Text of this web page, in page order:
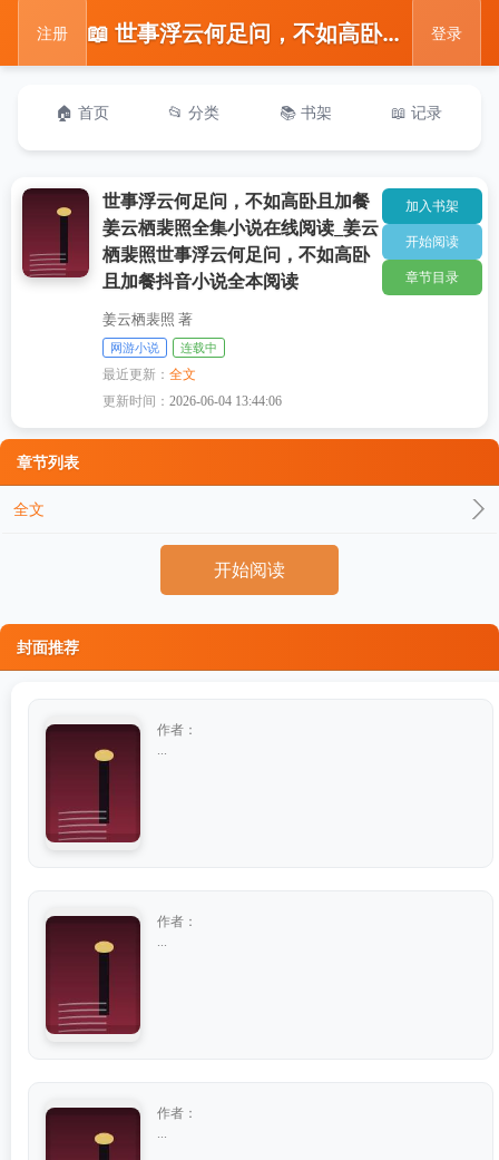
注册 📖 世事浮云何足问，不如高卧且加餐姜云栖裴照全集小说在线阅读_姜云栖裴照世事浮云何足问，不如高卧且加餐抖音小说全本阅读 登录
🏠 首页 📂 分类 📚 书架 📖 记录
世事浮云何足问，不如高卧且加餐
姜云栖裴照全集小说在线阅读_姜云
栖裴照世事浮云何足问，不如高卧
且加餐抖音小说全本阅读
姜云栖裴照 著
网游小说 连载中
最近更新：全文
更新时间：2026-06-04 13:44:06
加入书架
开始阅读
章节目录
章节列表
全文
开始阅读
封面推荐
作者：
作者：
作者：